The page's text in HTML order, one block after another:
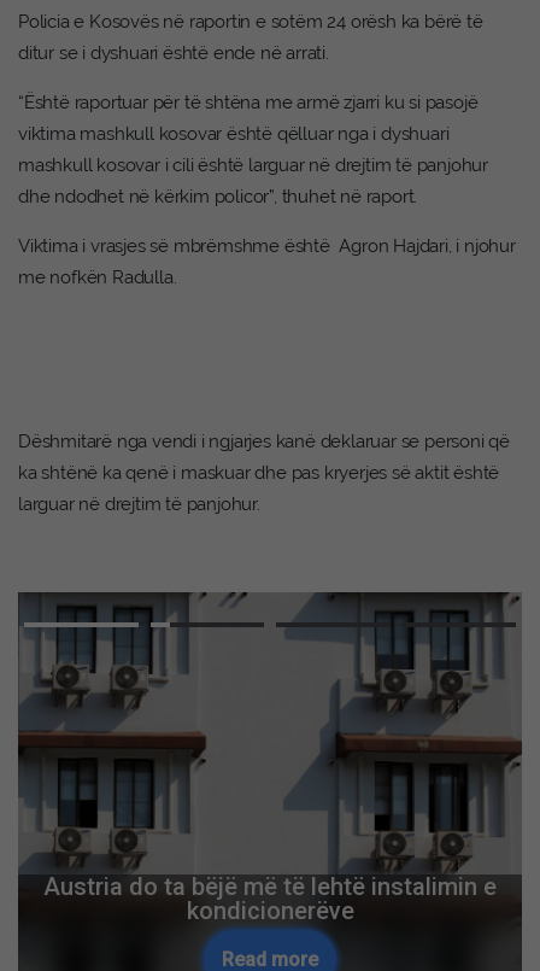
Policia e Kosovës në raportin e sotëm 24 orësh ka bërë të
ditur se i dyshuari është ende në arrati.
“Është raportuar për të shtëna me armë zjarri ku si pasojë
viktima mashkull kosovar është qëlluar nga i dyshuari
mashkull kosovar i cili është larguar në drejtim të panjohur
dhe ndodhet në kërkim policor”, thuhet në raport.
Viktima i vrasjes së mbrëmshme është Agron Hajdari, i njohur
me nofkën Radulla.
Dëshmitarë nga vendi i ngjarjes kanë deklaruar se personi që
ka shtënë ka qenë i maskuar dhe pas kryerjes së aktit është
larguar në drejtim të panjohur.
Austria do ta bëjë më të lehtë instalimin e
kondicionerëve
Read more